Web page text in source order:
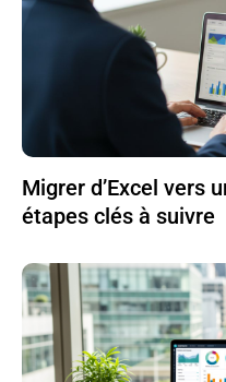
Migrer d’Excel vers
étapes clés à suivre